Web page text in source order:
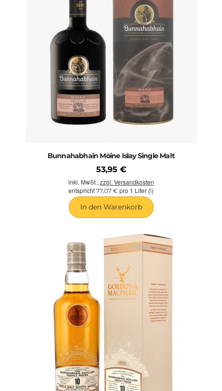
Bunnahabhain Mòine Islay Single Malt
53,95 €
inkl. MwSt., zzgl. Versandkosten
entspricht 77,07 € pro 1 Liter (l)
In den Warenkorb